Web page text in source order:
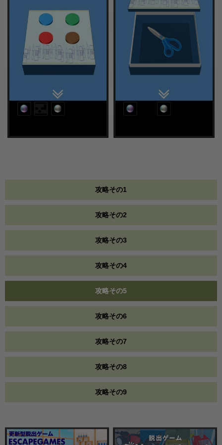
攻略その1
攻略その2
攻略その3
攻略その4
攻略その5
攻略その6
攻略その7
攻略その8
攻略その9